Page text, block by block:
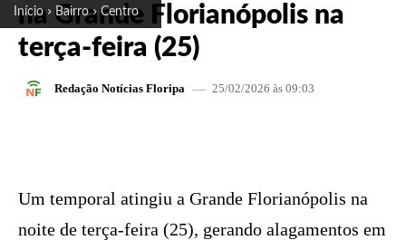
Início Bairro Centro
na Grande Florianópolis na
terça-feira (25)
Redação Notícias Floripa 25/02/2026 às 09:03
Um temporal atingiu a Grande Florianópolis na
noite de terça-feira (25), gerando alagamentos em